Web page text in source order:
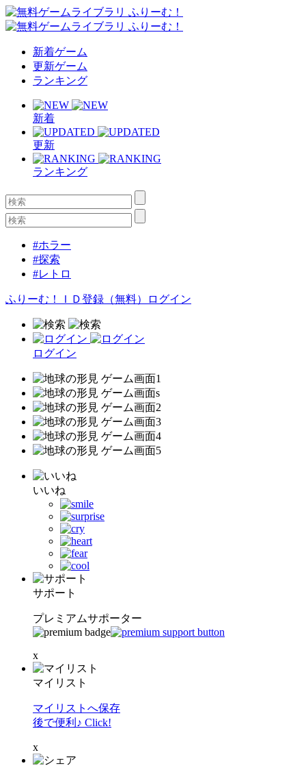
新着ゲーム
更新ゲーム
ランキング
新着
更新
ランキング
#ホラー
#探索
#レトロ
ふりーむ！ＩＤ登録（無料） ログイン
ログイン
いいね
サポート
プレミアムサポーター
x
マイリスト
マイリストへ保存
後で便利♪ Click!
x